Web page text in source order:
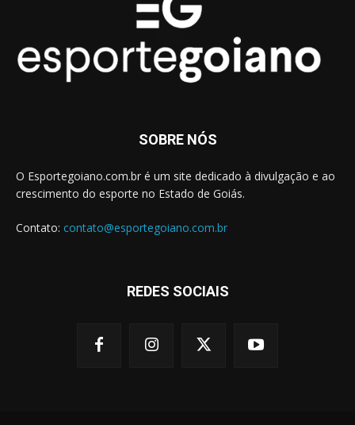
SOBRE NÓS
O Esportegoiano.com.br é um site dedicado à divulgação e ao
crescimento do esporte no Estado de Goiás.
Contato: contato@esportegoiano.com.br
REDES SOCIAIS